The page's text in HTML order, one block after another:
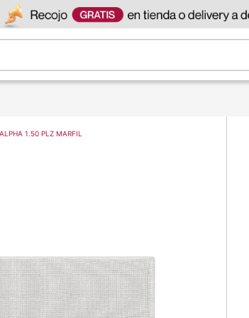
1.50 PLZ MARFIL